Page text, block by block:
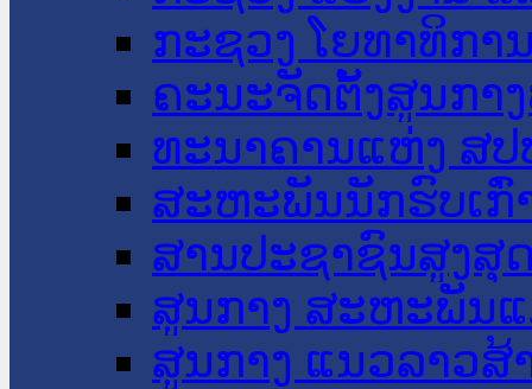
ກະຊວງ ໂຍທາທິກາ
ຄະນະຈັດຕັ້ງສູນກາ
ທະນາຄານແຫ່ງ ສປ
ສະຫະພັນນັກຮົບເກົ່
ສານປະຊາຊົນສູງສຸ
ສູນກາງ ສະຫະພັນ
ສູນກາງ ແນວລາວສ້